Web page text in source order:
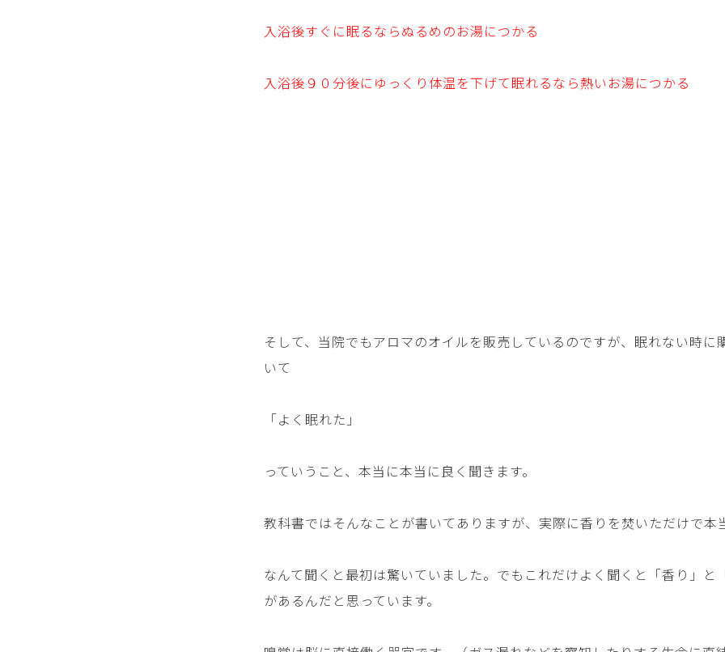
入浴後すぐに眠るならぬるめのお湯につかる
入浴後９０分後にゆっくり体温を下げて眠れるなら熱いお湯につかる
そして、当院でもアロマのオイルを販売しているのですが、眠れない時に
いて
「よく眠れた」
っていうこと、本当に本当に良く聞きます。
教科書ではそんなことが書いてありますが、実際に香りを焚いただけで本
なんて聞くと最初は驚いていました。でもこれだけよく聞くと「香り」と
があるんだと思っています。